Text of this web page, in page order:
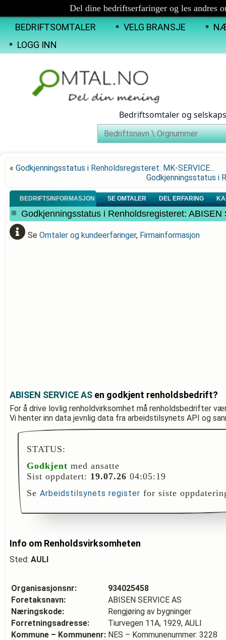
Del dine bedriftserfaringer og les andres
BEDRIFTSOMTALER VELG BRANSJE
LOGG INN
Bedriftsomtaler og
« Godkjenningsstatus i Renholdsregisteret: MK-SERVICE…
Godkjenningsstatus i
BEDRIFTSINFORMASJON SE OMTALER DEL ERFARING
Godkjenningsstatus i Renholdsregisteret: ABISEN
Se Omtaler og kundeerfaringer, Firmainformasjon
ABISEN SERVICE AS en godkjent renholdsbedrift?
For å drive lovlig renholdvirksomhet må renholdsbedrifter
Vi henter inn data jevnlig data fra arbeidstilsynets API og
STATUS:
Godkjent med ansatte
Sist oppdatert: 19.07.26 04:05:19
Se Arbeidstilsynets register for siste
Info om Renholdsvirksomheten
Sted: AULI
Organisasjonsnr:
934025458
Foretaksnavn:
ABISEN SERVICE AS
Næringskode:
Rengjøring av bygninger
Forretningsadresse:
Tiurvegen 11A, 1929, AULI
Kommune – Kommunenr: NES – Kommunenummer: 3228